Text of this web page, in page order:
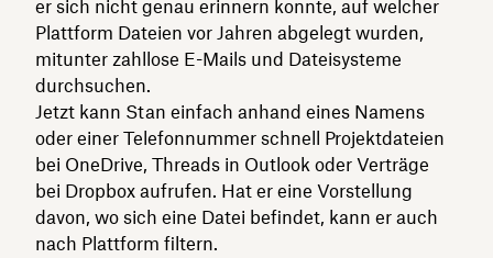
er sich nicht genau erinnern konnte, auf welcher
Plattform Dateien vor Jahren abgelegt wurden,
mitunter zahllose E-Mails und Dateisysteme
durchsuchen.
Jetzt kann Stan einfach anhand eines Namens
oder einer Telefonnummer schnell Projektdateien
bei OneDrive, Threads in Outlook oder Verträge
bei Dropbox aufrufen. Hat er eine Vorstellung
davon, wo sich eine Datei befindet, kann er auch
nach Plattform filtern.